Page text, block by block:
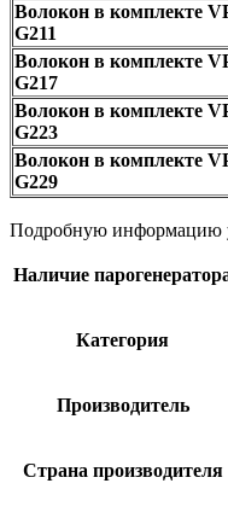
Волокон в комплекте
G211
Волокон в комплекте
G217
Волокон в комплекте
G223
Волокон в комплекте
G229
Подробную информацию
Наличие
Категория
Производитель
Страна производителя